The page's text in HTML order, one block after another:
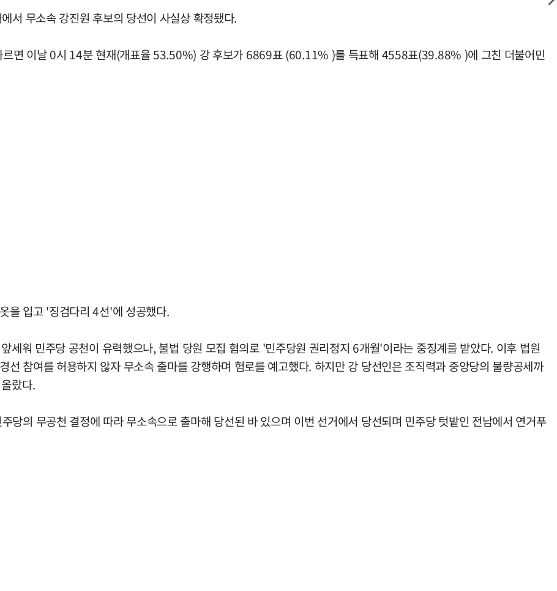
서 무소속 강진원 후보의 당선이 사실상 확정됐다.
르면 이날 0시 14분 현재(개표율 53.50%) 강 후보가 6869표 (60.11% )를 득표해 4558표(39.88% )에 그친 더불어민
을 입고 '징검다리 4선'에 성공했다.
워 민주당 공천이 유력했으나, 불법 당원 모집 혐의로 '민주당원 권리정지 6개월'이라는 중징계를 받았다. 이후 법원
선 참여를 허용하지 않자 무소속 출마를 강행하며 험로를 예고했다. 하지만 강 당선인은 조직력과 중앙당의 물량공세까
랐다.
당의 무공천 결정에 따라 무소속으로 출마해 당선된 바 있으며 이번 선거에서 당선되며 민주당 텃밭인 전남에서 연거푸